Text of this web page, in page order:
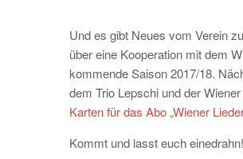
Und es gibt Neues vom Verein
über eine Kooperation mit dem
kommende Saison 2017/18.
dem Trio Lepschi und der
Karten für das Abo „Wiener
Kommt und lasst euch einedrahn!